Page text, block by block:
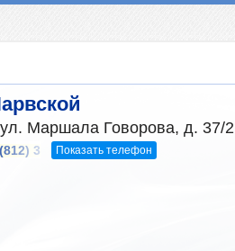
ул. Маршала Говорова, д. 37/2
3 Показать телефон